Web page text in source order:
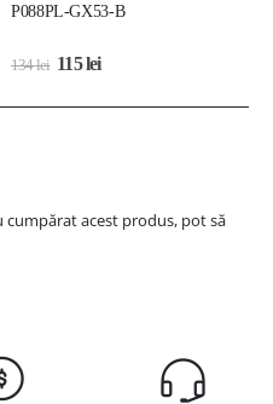
P088PL-GX53-B
134lei 115lei
acest produs, pot să